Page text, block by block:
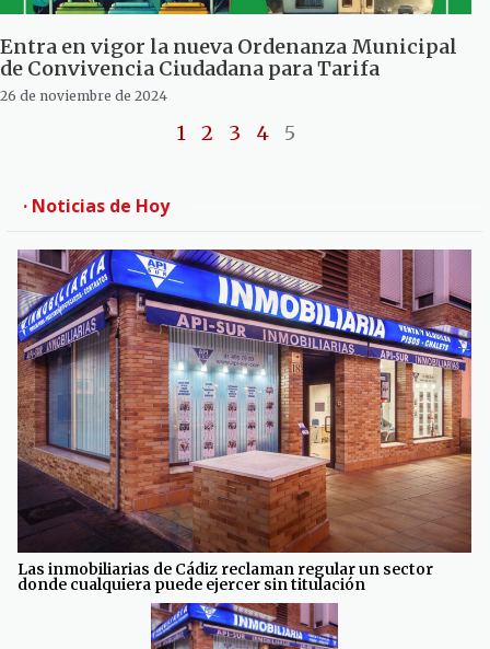
Entra en vigor la nueva Ordenanza Municipal
de Convivencia Ciudadana para Tarifa
26 de noviembre de 2024
1 2 3 4 5
· Noticias de Hoy
Las inmobiliarias de Cádiz reclaman regular un sector
donde cualquiera puede ejercer sin titulación